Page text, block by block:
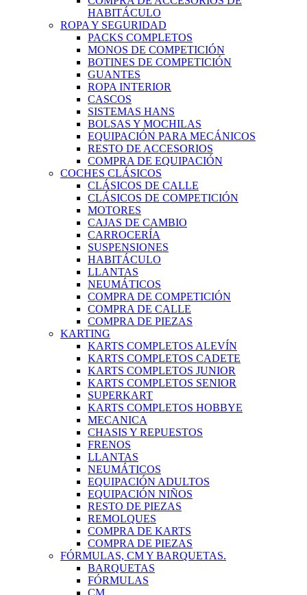
HABITÁCULO
ROPA Y SEGURIDAD
PACKS COMPLETOS
MONOS DE COMPETICIÓN
BOTINES DE COMPETICIÓN
GUANTES
ROPA INTERIOR
CASCOS
SISTEMAS HANS
BOLSAS Y MOCHILAS
EQUIPACIÓN PARA MECÁNICOS
RESTO DE ACCESORIOS
COMPRA DE EQUIPACIÓN
COCHES CLÁSICOS
CLÁSICOS DE CALLE
CLÁSICOS DE COMPETICIÓN
MOTORES
CAJAS DE CAMBIO
CARROCERÍA
SUSPENSIONES
HABITÁCULO
LLANTAS
NEUMÁTICOS
COMPRA DE COMPETICIÓN
COMPRA DE CALLE
COMPRA DE PIEZAS
KARTING
KARTS COMPLETOS ALEVÍN
KARTS COMPLETOS CADETE
KARTS COMPLETOS JUNIOR
KARTS COMPLETOS SENIOR
SUPERKART
KARTS COMPLETOS HOBBYE
MECANICA
CHASIS Y REPUESTOS
FRENOS
LLANTAS
NEUMÁTICOS
EQUIPACIÓN ADULTOS
EQUIPACIÓN NIÑOS
RESTO DE PIEZAS
REMOLQUES
COMPRA DE KARTS
COMPRA DE PIEZAS
FÓRMULAS, CM Y BARQUETAS.
BARQUETAS
FÓRMULAS
CM